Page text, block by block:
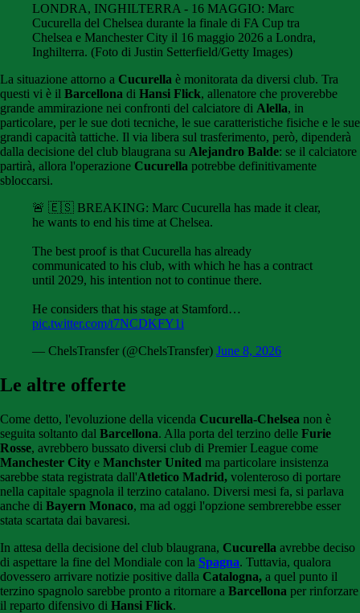
LONDRA, INGHILTERRA - 16 MAGGIO: Marc
Cucurella del Chelsea durante la finale di FA Cup tra
Chelsea e Manchester City il 16 maggio 2026 a Londra,
Inghilterra. (Foto di Justin Setterfield/Getty Images)
La situazione attorno a Cucurella è monitorata da diversi club. Tra
questi vi è il Barcellona di Hansi Flick, allenatore che proverebbe
grande ammirazione nei confronti del calciatore di Alella, in
particolare, per le sue doti tecniche, le sue caratteristiche fisiche e le sue
grandi capacità tattiche. Il via libera sul trasferimento, però, dipenderà
dalla decisione del club blaugrana su Alejandro Balde: se il calciatore
partirà, allora l'operazione Cucurella potrebbe definitivamente
sbloccarsi.
🚨 🇪🇸 BREAKING: Marc Cucurella has made it clear,
he wants to end his time at Chelsea.
The best proof is that Cucurella has already
communicated to his club, with which he has a contract
until 2029, his intention not to continue there.
He considers that his stage at Stamford…
pic.twitter.com/t7NCDKFY1i
— ChelsTransfer (@ChelsTransfer) June 8, 2026
Le altre offerte
Come detto, l'evoluzione della vicenda Cucurella-Chelsea non è
seguita soltanto dal Barcellona. Alla porta del terzino delle Furie
Rosse, avrebbero bussato diversi club di Premier League come
Manchester City e Manchster United ma particolare insistenza
sarebbe stata registrata dall'Atletico Madrid, volenteroso di portare
nella capitale spagnola il terzino catalano. Diversi mesi fa, si parlava
anche di Bayern Monaco, ma ad oggi l'opzione sembrerebbe esser
stata scartata dai bavaresi.
In attesa della decisione del club blaugrana, Cucurella avrebbe deciso
di aspettare la fine del Mondiale con la Spagna. Tuttavia, qualora
dovessero arrivare notizie positive dalla Catalogna, a quel punto il
terzino spagnolo sarebbe pronto a ritornare a Barcellona per rinforzare
il reparto difensivo di Hansi Flick.